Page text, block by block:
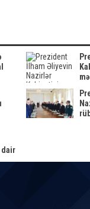
dair